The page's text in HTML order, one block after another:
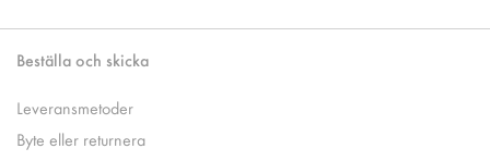
Beställa och skicka
Leveransmetoder
Byte eller returnera